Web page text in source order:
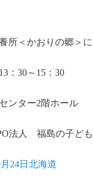
所＜かおりの郷＞に
：30～15：30
ンター2階ホール
人 福島の子ども
月24日北海道